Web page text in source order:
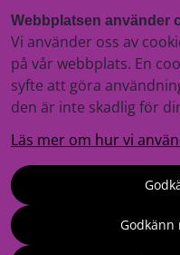
Webbplatsen använder
Vi använder oss av
på vår webbplats. En
syfte att göra
den är inte skadlig för
Läs mer om hur vi
Godkänn